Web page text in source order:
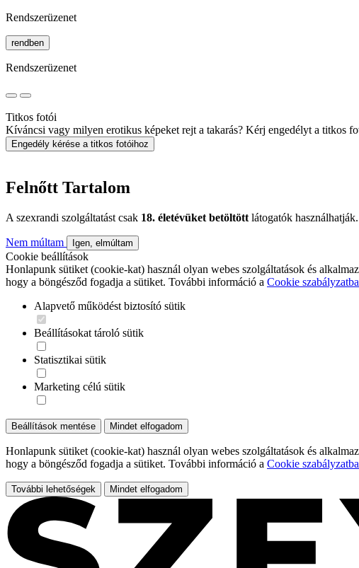
Rendszerüzenet
rendben
Rendszerüzenet
Titkos fotói
Kíváncsi vagy milyen erotikus képeket rejt a takarás? Kérj engedélyt a titkos
Engedély kérése a titkos fotóihoz
Felnőtt Tartalom
A szexrandi szolgáltatást csak 18. életévüket betöltött látogatók használhatják.
Nem múltam Igen, elmúltam
Cookie beállítások
Honlapunk sütiket (cookie-kat) használ olyan webes szolgáltatások és
hogy a böngésződ fogadja a sütiket. További információ a Cookie
Alapvető működést biztosító sütik
Beállításokat tároló sütik
Statisztikai sütik
Marketing célú sütik
Beállítások mentése Mindet elfogadom
Honlapunk sütiket (cookie-kat) használ olyan webes szolgáltatások és
hogy a böngésződ fogadja a sütiket. További információ a Cookie
További lehetőségek Mindet elfogadom